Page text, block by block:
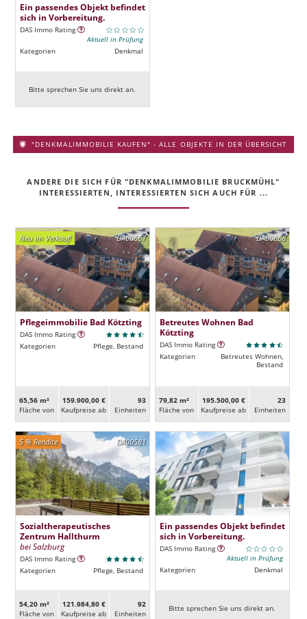
Ein passendes Objekt befindet
sich in Vorbereitung.
DAS Immo Rating
Aktuell in Prüfung
Kategorien
Denkmal
Bitte sprechen Sie uns direkt an.
"DENKMALIMMOBILIE KAUFEN" - ALLE OBJEKTE IN DER ÜBERSICHT
ANDERE DIE SICH FÜR "DENKMALIMMOBILIE BRUCKMÜHL"
INTERESSIERTEN, INTERESSIERTEN SICH AUCH FÜR ...
DA00667
Neu im Verkauf!
Pflegeimmobilie Bad Kötzting
DAS Immo Rating
Kategorien
Pflege, Bestand
65,56 m²
Fläche von
159.900,00 €
Kaufpreise ab
93
Ein­heiten
DA00668
Betreutes Wohnen Bad
Kötzting
DAS Immo Rating
Kategorien
Betreutes Wohnen,
Bestand
79,82 m²
Fläche von
195.500,00 €
Kaufpreise ab
23
Ein­heiten
DA00581
5 % Rendite
Sozialtherapeutisches
Zentrum Hallthurm
bei Salzburg
DAS Immo Rating
Kategorien
Pflege, Bestand
54,20 m²
Fläche von
121.984,80 €
Kaufpreise ab
92
Ein­heiten
Ein passendes Objekt befindet
sich in Vorbereitung.
DAS Immo Rating
Aktuell in Prüfung
Kategorien
Denkmal
Bitte sprechen Sie uns direkt an.